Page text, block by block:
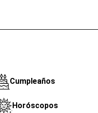
Cumpleaños
Horóscopos